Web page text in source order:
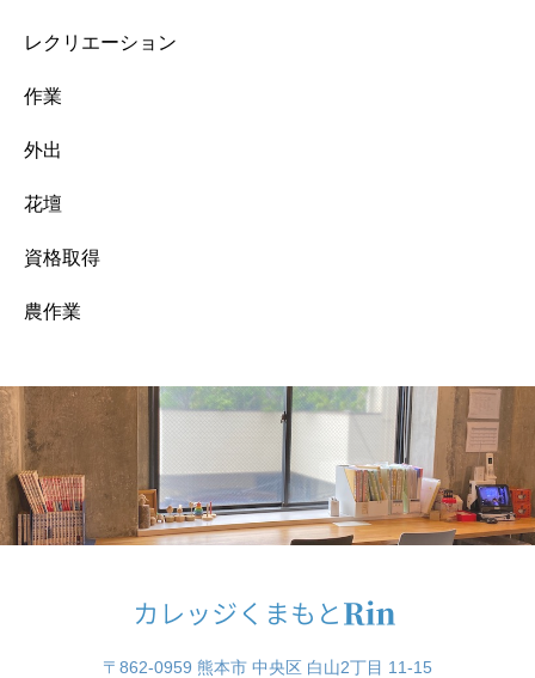
レクリエーション
作業
外出
花壇
資格取得
農作業
〒862-0959 熊本市 中央区 白山2丁目 11-15